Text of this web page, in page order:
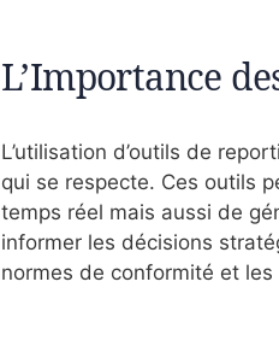
L’Importance
L’utilisation d’outils de
qui se respecte. Ces outils
temps réel mais aussi de
informer les décisions
normes de conformité et